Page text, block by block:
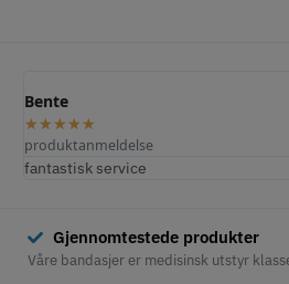
produktanmeldelse
Fungerer perfekt
Gjennomtestede produkter
Våre bandasjer er medisinsk utstyr